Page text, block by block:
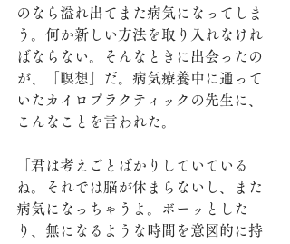
のなら溢れ出てまた病気になってしま
う。何か新しい方法を取り入れなけれ
ばならない。そんなときに出会ったの
が、「瞑想」だ。病気療養中に通って
いたカイロプラクティックの先生に、
こんなことを言われた。
「君は考えごとばかりしていている
ね。それでは脳が休まらないし、また
病気になっちゃうよ。ボーッとした
り、無になるような時間を意図的に持